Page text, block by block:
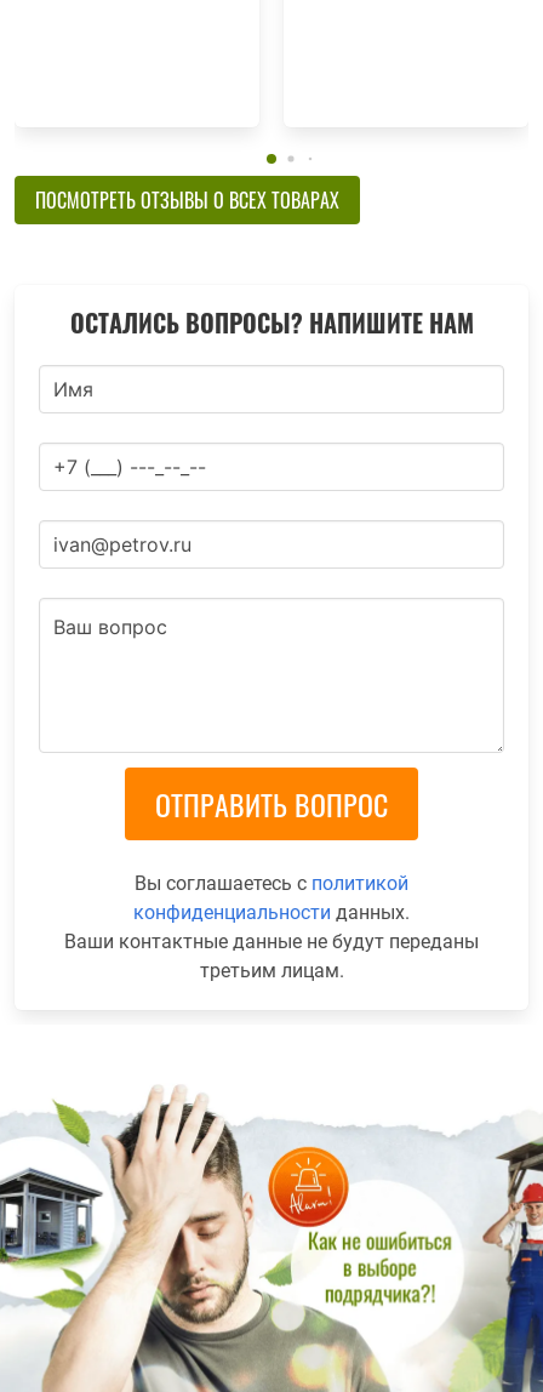
ПОСМОТРЕТЬ ОТЗЫВЫ О ВСЕХ ТОВАРАХ
ОСТАЛИСЬ ВОПРОСЫ? НАПИШИТЕ НАМ
Вы соглашаетесь с политикой
конфиденциальности данных.
Ваши контактные данные не будут переданы
третьим лицам.